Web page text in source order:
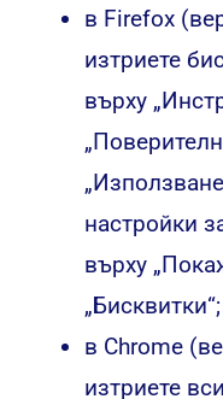
в Firefox
изтриете
върху
настройки
върху
в Chrome
изтриете